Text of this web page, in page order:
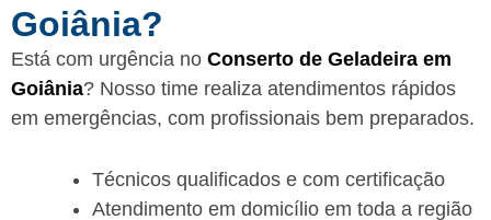
Goiânia?
Está com urgência no Conserto de Geladeira em
Goiânia? Nosso time realiza atendimentos rápidos
em emergências, com profissionais bem preparados.
Técnicos qualificados e com certificação
Atendimento em domicílio em toda a região